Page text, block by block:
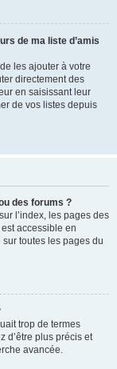
de ma liste d’amis
les ajouter à votre
directement des
en saisissant leur
de vos listes depuis
des forums ?
l’index, les pages des
accessible en
toutes les pages du
trop de termes
d’être plus précis et
avancée.